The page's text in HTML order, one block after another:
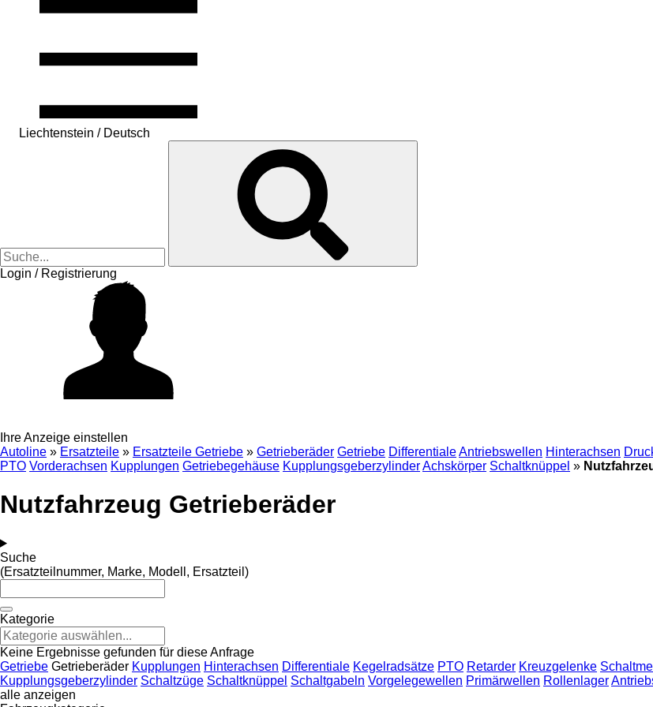
Liechtenstein / Deutsch
Login / Registrierung
Ihre Anzeige einstellen
Autoline » Ersatzteile » Ersatzteile Getriebe » Getrieberäder Getriebe DifferentialeAntriebswellen Hinterachsen
PTO Vorderachsen Kupplungen Getriebegehäuse KupplungsgeberzylinderAchskörper Schaltknüppel »
Nutzfahrzeug Getrieberäder
Suche
(Ersatzteilnummer, Marke, Modell, Ersatzteil)
Kategorie
Keine Ergebnisse gefunden für diese Anfrage
Getriebe Getrieberäder Kupplungen Hinterachsen Differentiale Kegelradsätze PTO Retarder Kreuzgelenke
Kupplungsgeberzylinder Schaltzüge Schaltknüppel Schaltgabeln Vorgelegewellen Primärwellen Rollenlager
alle anzeigen